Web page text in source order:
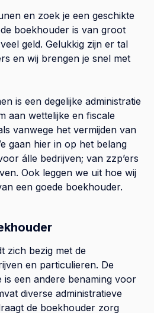
en zoek je een geschikte
boekhouder is van groot
geld. Gelukkig zijn er tal
en wij brengen je snel met
is een degelijke administratie
aan wettelijke en fiscale
vanwege het vermijden van
gaan hier in op het belang
álle bedrijven; van zzp’ers
Ook leggen we uit hoe wij
een goede boekhouder.
zich bezig met de
en particulieren. De
is een andere benaming voor
diverse administratieve
de boekhouder zorg